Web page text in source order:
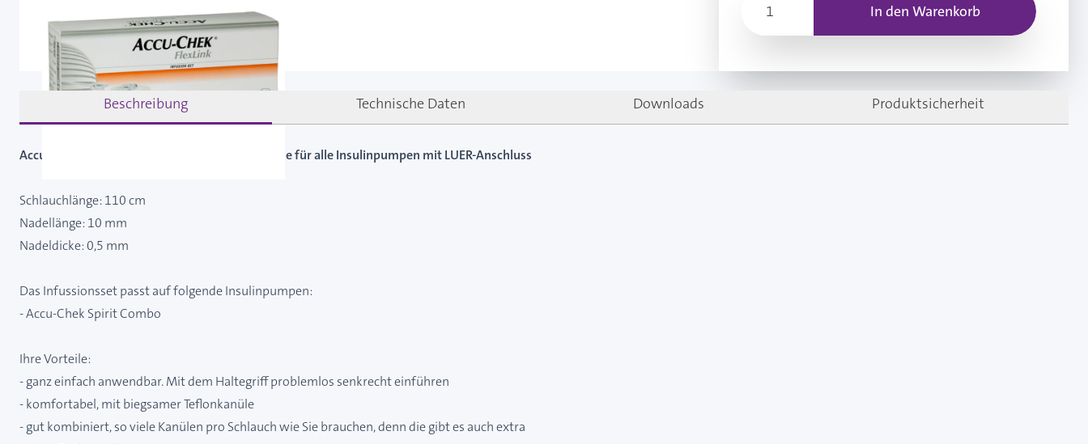
In den Warenkorb
Beschreibung Technische Daten Downloads Produktsicherheit
Accu-Chek FlexLink Infusionsset mit Teflonkanüle für alle Insulinpumpen mit LUER-Anschluss
Schlauchlänge: 110 cm
Nadellänge: 10 mm
Nadeldicke: 0,5 mm
Das Infussionsset passt auf folgende Insulinpumpen:
- Accu-Chek Spirit Combo
Ihre Vorteile:
- ganz einfach anwendbar. Mit dem Haltegriff problemlos senkrecht einführen
- komfortabel, mit biegsamer Teflonkanüle
- gut kombiniert, so viele Kanülen pro Schlauch wie Sie brauchen, denn die gibt es auch extra